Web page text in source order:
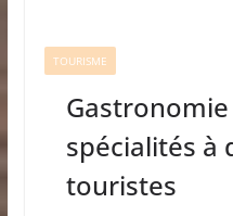
TOURISME
spécialités à
touristes